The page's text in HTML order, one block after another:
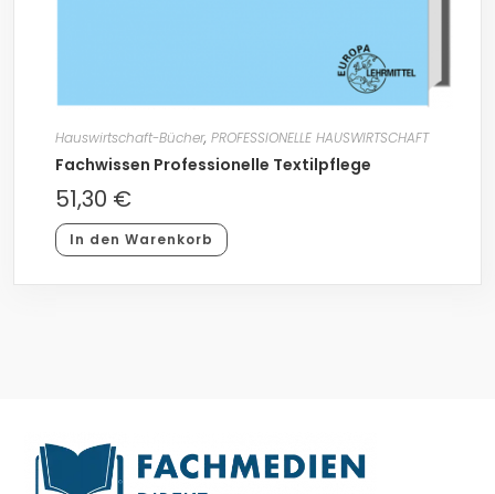
Hauswirtschaft-Bücher, PROFESSIONELLE HAUSWIRTSCHAFT
Fachwissen Professionelle Textilpflege
51,30 €
In den Warenkorb